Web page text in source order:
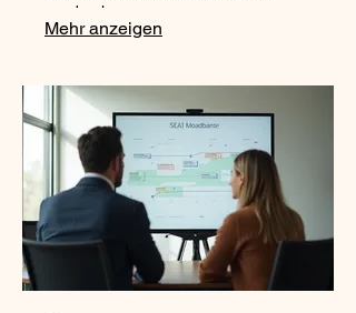
werden lassen.
Mehr anzeigen